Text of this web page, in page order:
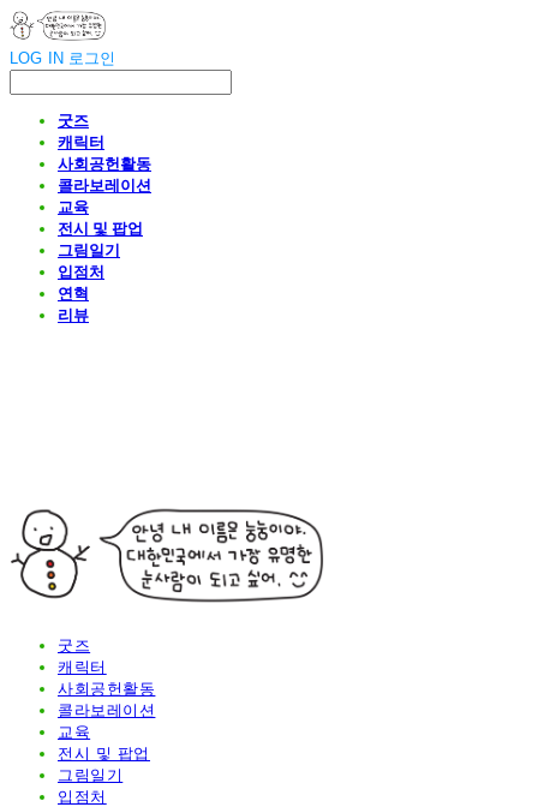
LOG IN 로그인
굿즈
캐릭터
사회공헌활동
콜라보레이션
교육
전시 및 팝업
그림일기
입점처
연혁
리뷰
굿즈
캐릭터
사회공헌활동
콜라보레이션
교육
전시 및 팝업
그림일기
입점처